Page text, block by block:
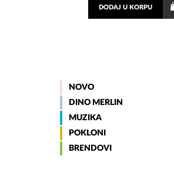
DODAJ U KORPU
NOVO
DINO MERLIN
MUZIKA
POKLONI
BRENDOVI